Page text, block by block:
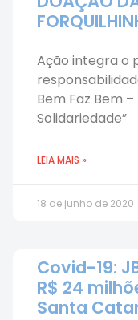
Ação integra o
Bem Faz Bem
Solidariedade”
LEIA MAIS »
18 de junho de 2020
Covid-19:
R$ 24
Santa